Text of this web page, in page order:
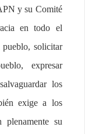
y su Comité
en todo el
pueblo, solicitar
expresar
los
exige a los
plenamente su